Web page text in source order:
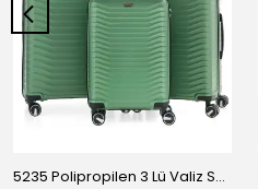
5235 Polipropilen 3 Lü Valiz Seti